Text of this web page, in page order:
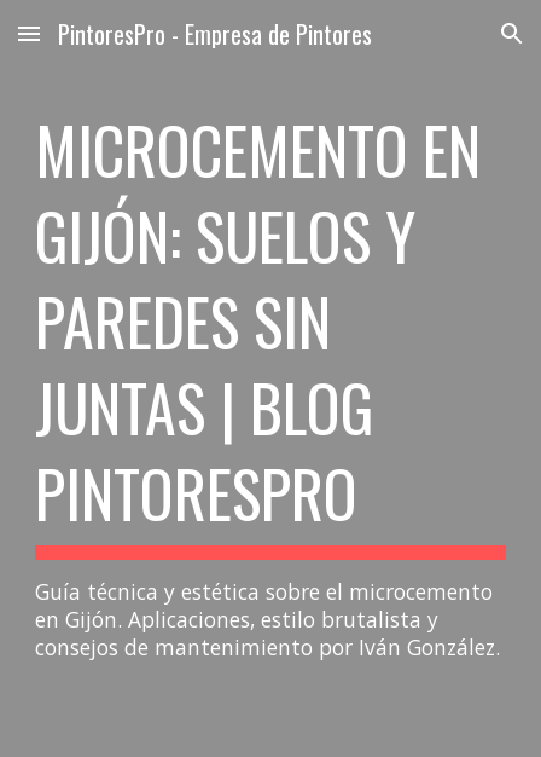
Skip to main content Skip to navigation
PintoresPro - Empresa de Pintores
MICROCEMENTO EN
GIJÓN: SUELOS Y
PAREDES SIN
JUNTAS | BLOG
PINTORESPRO
Guía técnica y estética sobre el microcemento
en Gijón. Aplicaciones, estilo brutalista y
consejos de mantenimiento por Iván González.